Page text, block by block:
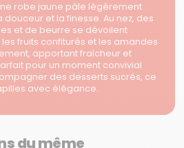
robe jaune pâle légèrement
et la finesse. Au nez, des
et de beurre se dévoilent
fruits confiturés et les amandes
apportant fraîcheur et
pour un moment convivial
des desserts sucrés, ce
avec élégance.
du même